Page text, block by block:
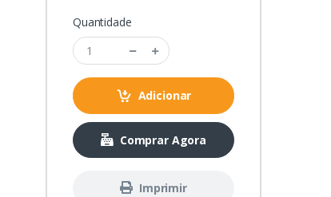
Quantidade
Adicionar
Comprar Agora
Imprimir